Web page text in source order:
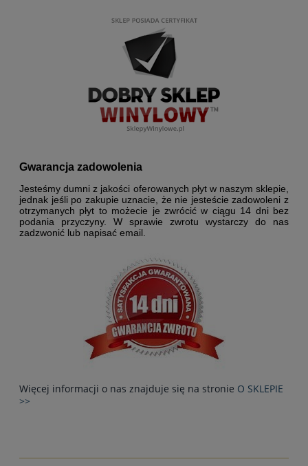
Gwarancja zadowolenia
Jesteśmy dumni z jakości oferowanych płyt w naszym sklepie,
jednak jeśli po zakupie uznacie, że nie jesteście zadowoleni z
otrzymanych płyt to możecie je zwrócić w ciągu 14 dni bez
podania przyczyny. W sprawie zwrotu wystarczy do nas
zadzwonić lub napisać email.
Więcej informacji o nas znajduje się na stronie O SKLEPIE
>>